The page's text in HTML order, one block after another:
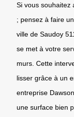
Si vous souhaitez
; pensez à faire
ville de Saudoy
se met à votre
murs. Cette
lisser grâce à un
entreprise
une surface bien